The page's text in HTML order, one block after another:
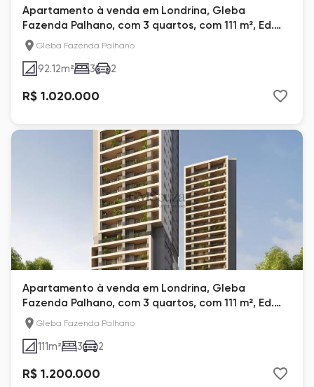
Apartamento à venda em Londrina, Gleba
Fazenda Palhano, com 3 quartos, com 111 m², Ed.
Poema
Gleba Fazenda Palhano
92.12m² 3 2
R$ 1.020.000
Apartamento à venda em Londrina, Gleba
Fazenda Palhano, com 3 quartos, com 111 m², Ed.
Poema
Gleba Fazenda Palhano
111m² 3 2
R$ 1.200.000